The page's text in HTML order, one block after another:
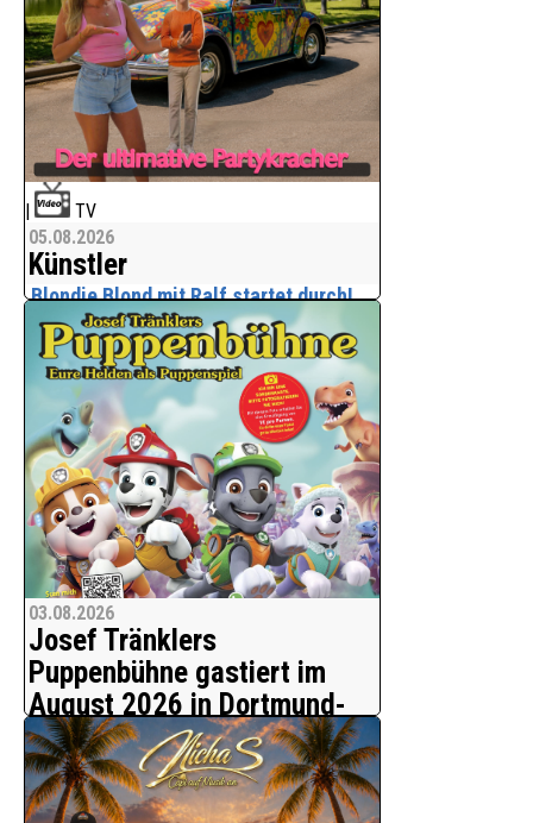
|
TV
05.08.2026
Künstler
Blondie Blond mit Ralf startet durch!
Das Musikprojekt Blondie Blond ist auf
Mallorca gestartet!
Sängerin der Debütsingle "RALF" ist
Nelly Geithner, die dem Partysong ihre
Stimme verleiht. Der Titel ist ab sofort
auf allen bekannten
03.08.2026
Josef Tränklers
Puppenbühne gastiert im
August 2026 in Dortmund-
Wellinghofen
Familie Tränkler entführt in die
faszinierende Welt des Puppenspiels.